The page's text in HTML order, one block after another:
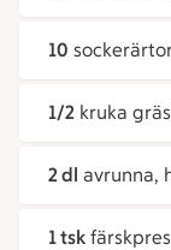
10
1/2 kruka
2 dl avrunna,
1 tsk